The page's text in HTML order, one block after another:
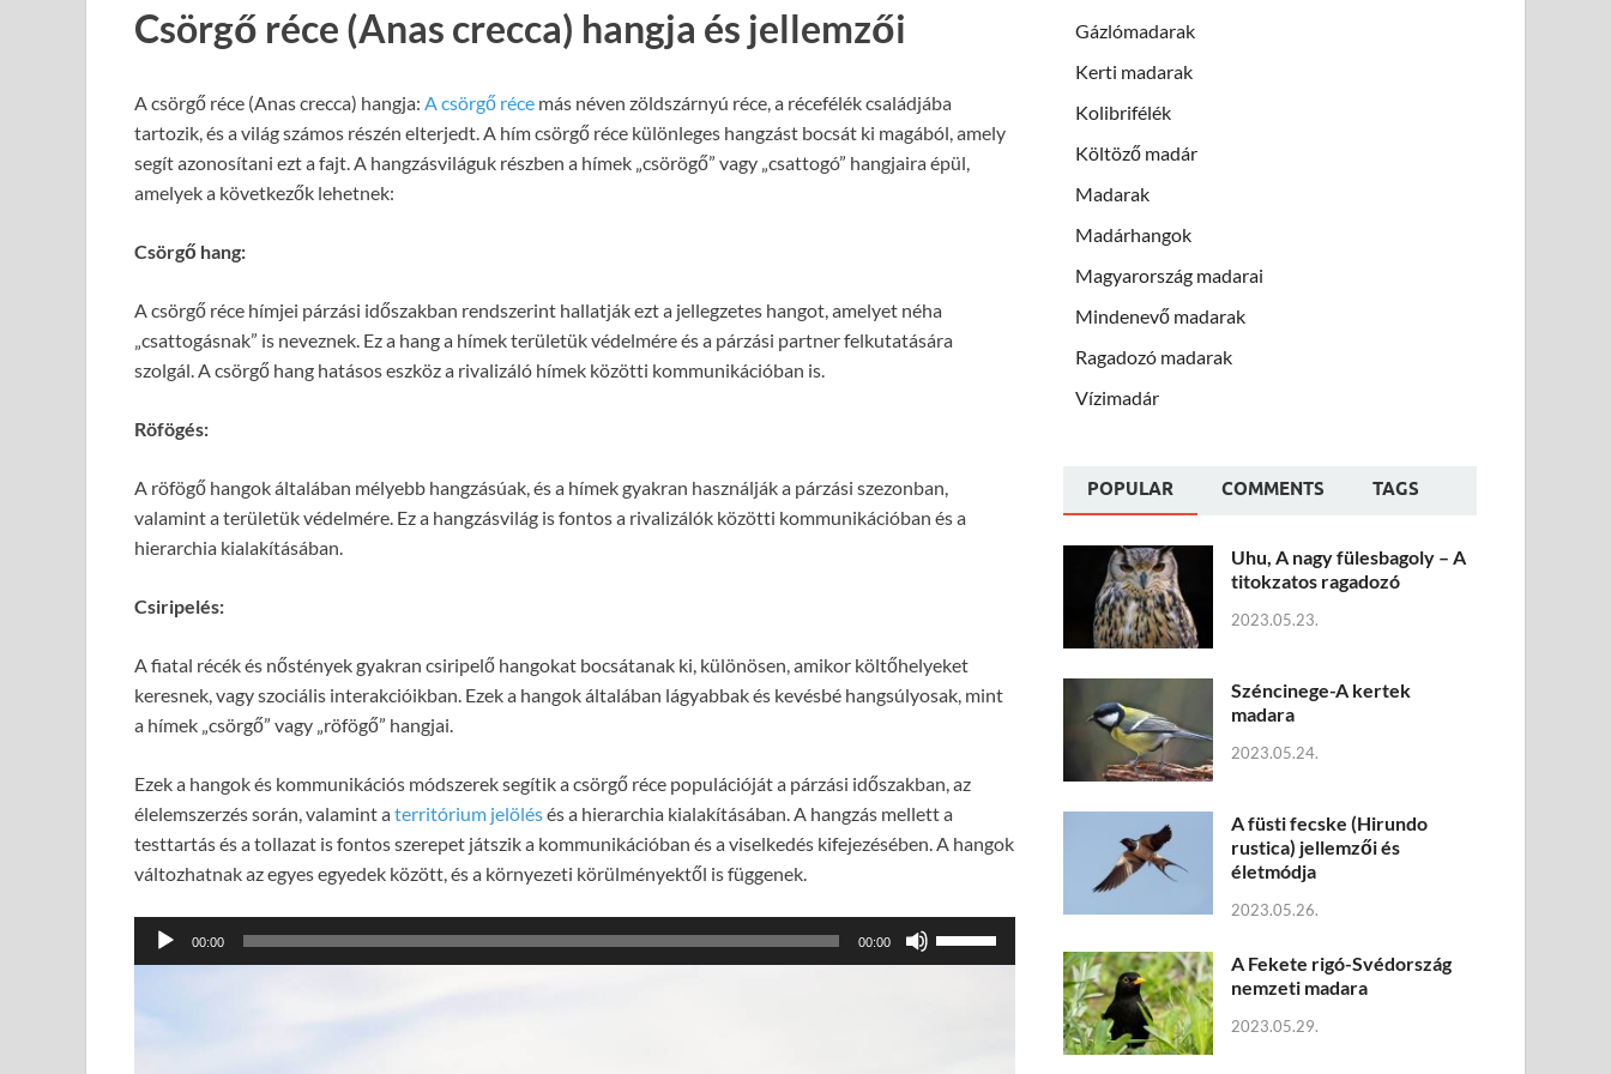
Csörgő réce (Anas crecca) hangja és jellemzői
A csörgő réce (Anas crecca) hangja: A csörgő réce más néven zöldszárnyú réce, a récefélék családjába
tartozik, és a világ számos részén elterjedt. A hím csörgő réce különleges hangzást bocsát ki magából, amely
segít azonosítani ezt a fajt. A hangzásviláguk részben a hímek „csörögő” vagy „csattogó” hangjaira épül,
amelyek a következők lehetnek:
Csörgő hang:
A csörgő réce hímjei párzási időszakban rendszerint hallatják ezt a jellegzetes hangot, amelyet néha
„csattogásnak” is neveznek. Ez a hang a hímek területük védelmére és a párzási partner felkutatására
szolgál. A csörgő hang hatásos eszköz a rivalizáló hímek közötti kommunikációban is.
Röfögés:
A röfögő hangok általában mélyebb hangzásúak, és a hímek gyakran használják a párzási szezonban,
valamint a területük védelmére. Ez a hangzásvilág is fontos a rivalizálók közötti kommunikációban és a
hierarchia kialakításában.
Csiripelés:
A fiatal récék és nőstények gyakran csiripelő hangokat bocsátanak ki, különösen, amikor költőhelyeket
keresnek, vagy szociális interakcióikban. Ezek a hangok általában lágyabbak és kevésbé hangsúlyosak, mint
a hímek „csörgő” vagy „röfögő” hangjai.
Ezek a hangok és kommunikációs módszerek segítik a csörgő réce populációját a párzási időszakban, az
élelemszerzés során, valamint aterritórium jelölésés a hierarchia kialakításában. A hangzás mellett a
testtartás és a tollazat is fontos szerepet játszik a kommunikációban és a viselkedés kifejezésében. A hangok
változhatnak az egyes egyedek között, és a környezeti körülményektől is függenek.
Audió
lejátszó
00:00 00:00
hangerő
csökkentéséhez
Gázlómadarak
Kerti madarak
Kolibrifélék
Költöző madár
Madarak
Madárhangok
Magyarország madarai
Mindenevő madarak
Ragadozó madarak
Vízimadár
POPULAR COMMENTS TAGS
Uhu, A nagy fülesbagoly – A
titokzatos ragadozó
2023.05.23.
Széncinege-A kertek
madara
2023.05.24.
A füsti fecske (Hirundo
rustica) jellemzői és
életmódja
2023.05.26.
A Fekete rigó-Svédország
nemzeti madara
2023.05.29.